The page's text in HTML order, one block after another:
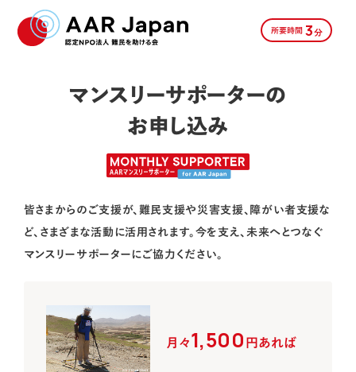
マンスリーサポーターの
お申し込み
所要時間 3分
皆さまからのご支援が、難民支援や災害支援、障がい者支援な
ど、さまざまな活動に活用されます。今を支え、未来へとつなぐ
マンスリーサポーターにご協力ください。
月々1,500円あれば